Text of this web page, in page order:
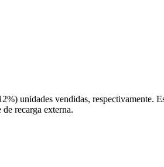
unidades vendidas, respectivamente.
recarga externa.